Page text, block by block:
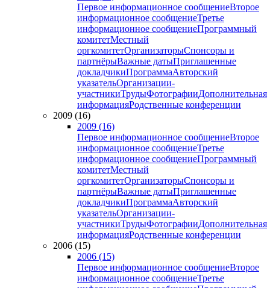
Первое информационное сообщениеВторое
информационное сообщениеТретье
информационное сообщениеПрограммный
комитетМестный
оргкомитетОрганизаторыСпонсоры и
партнёрыВажные датыПриглашенные
докладчикиПрограммаАвторский
указательОрганизации-
участникиТрудыФотографииДополнительная
информацияРодственные конференции
2009 (16)
2009 (16)
Первое информационное сообщениеВторое
информационное сообщениеТретье
информационное сообщениеПрограммный
комитетМестный
оргкомитетОрганизаторыСпонсоры и
партнёрыВажные датыПриглашенные
докладчикиПрограммаАвторский
указательОрганизации-
участникиТрудыФотографииДополнительная
информацияРодственные конференции
2006 (15)
2006 (15)
Первое информационное сообщениеВторое
информационное сообщениеТретье